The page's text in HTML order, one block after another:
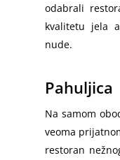
odabrali
kvalitetu jela
nude.
Pahuljica
Na samom
veoma
restoran